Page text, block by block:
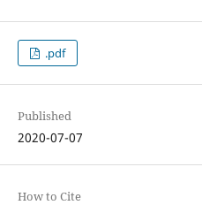
.pdf
Published
2020-07-07
How to Cite